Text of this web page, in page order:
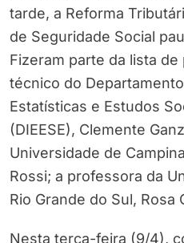
tarde, a Reforma
de Seguridade Social
Fizeram parte da lista
técnico do
Estatísticas e Estudos
(DIEESE), Clemente
Universidade de
Rossi; a professora da
Rio Grande do Sul, Rosa
Nesta terça-feira (9/4),